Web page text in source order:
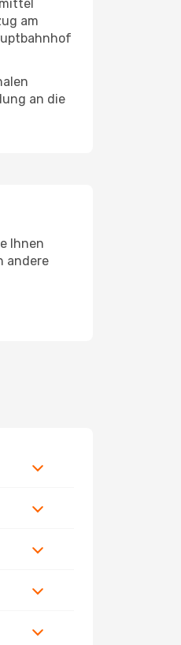
am
an die
Ihnen
andere